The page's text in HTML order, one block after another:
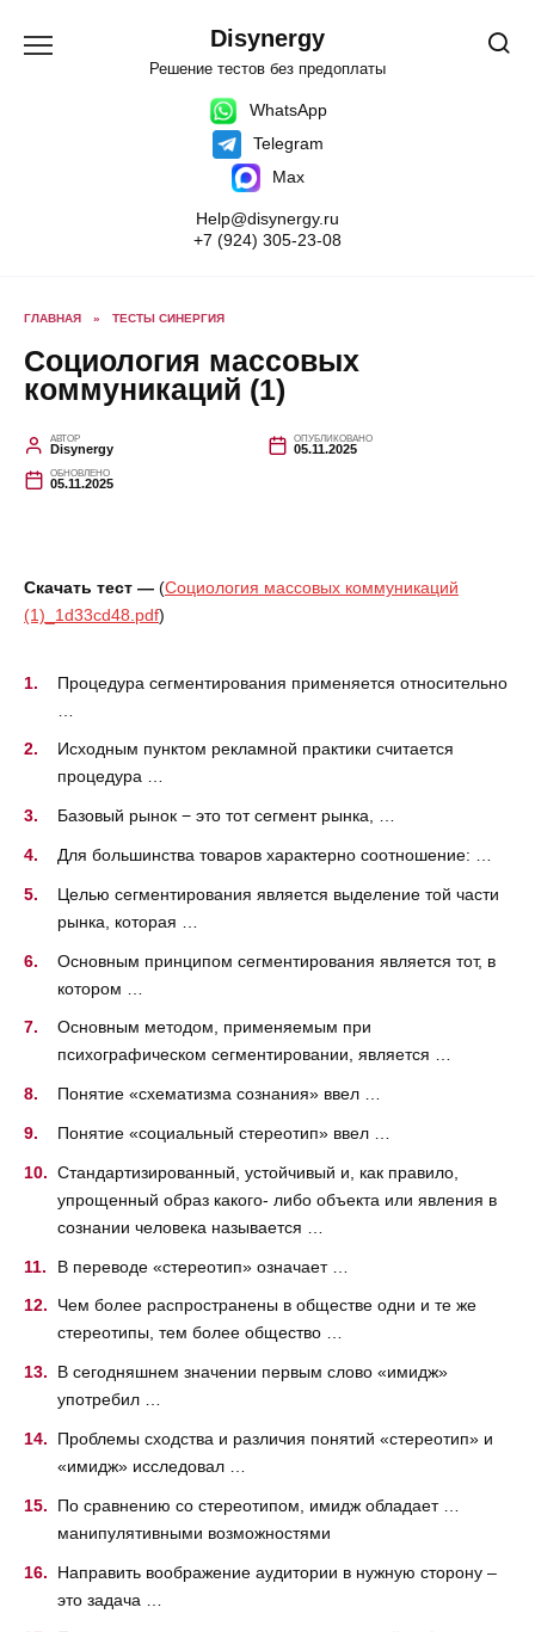
содержанию
Disynergy
Решение тестов без предоплаты
WhatsApp
Telegram
Max
Help@disynergy.ru
+7 (924) 305-23-08
ГЛАВНАЯ » ТЕСТЫ СИНЕРГИЯ
Социология массовых
коммуникаций (1)
АВТОР
Disynergy
ОПУБЛИКОВАНО
05.11.2025
ОБНОВЛЕНО
05.11.2025
Скачать тест — (Социология массовых коммуникаций
(1)_1d33cd48.pdf)
Процедура сегментирования применяется относительно
Исходным пунктом рекламной практики считается
процедура …
Базовый рынок − это тот сегмент рынка, …
Для большинства товаров характерно соотношение: …
Целью сегментирования является выделение той части
рынка, которая …
Основным принципом сегментирования является тот, в
котором …
Основным методом, применяемым при
психографическом сегментировании, является …
Понятие «схематизма сознания» ввел …
Понятие «социальный стереотип» ввел …
Стандартизированный, устойчивый и, как правило,
упрощенный образ какого- либо объекта или явления в
сознании человека называется …
В переводе «стереотип» означает …
Чем более распространены в обществе одни и те же
стереотипы, тем более общество …
В сегодняшнем значении первым слово «имидж»
употребил …
Проблемы сходства и различия понятий «стереотип» и
«имидж» исследовал …
По сравнению со стереотипом, имидж обладает …
манипулятивными возможностями
Направить воображение аудитории в нужную сторону –
это задача …